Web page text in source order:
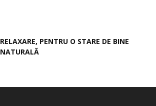
RELAXARE, PENTRU O STARE DE BINE
NATURALĂ